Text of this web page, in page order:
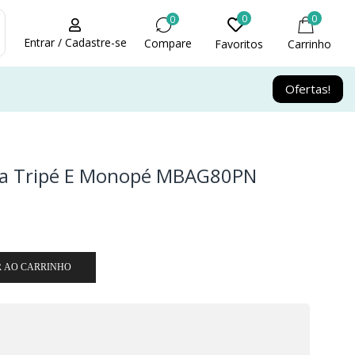
Entrar / Cadastre-se
0
Compare
0
Favoritos
0
Carrinho
Ofertas!
E Monopé MBAG80PN
AO CARRINHO